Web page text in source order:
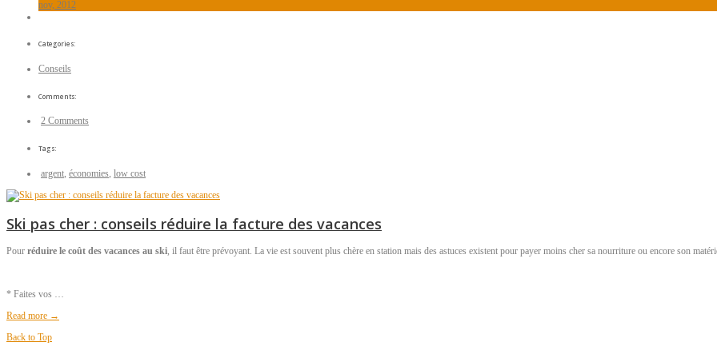
nov, 2012
Categories:
Conseils
Comments:
2 Comments
Tags:
argent, économies, low cost
Ski pas cher : conseils réduire la facture des vacances
Pour réduire le coût des vacances au ski , il faut être prévoyant. La vie est souvent plus chère en station mais des astuces existent pour payer moins cher sa nourriture ou encore son
* Faites vos …
Read more →
Back to Top